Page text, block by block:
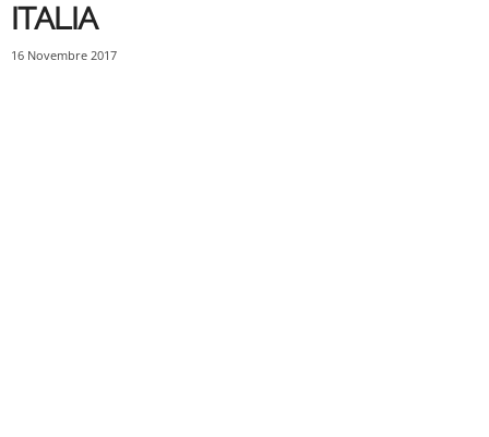
ITALIA
16 Novembre 2017